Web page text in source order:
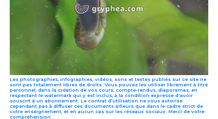
Les photographies, infographies, vidéos, sons et textes publiés sur ce site ne
sont pas totalement libres de droits. Vous pouvez les utiliser librement à titre
personnel, dans la création de vos cours, compte-rendus, diaporamas, en
respectant le watermark qui y est inclus, à la condition expresse d'avoir
souscrit à un abonnement. Le contrat d’utilisation ne vous autorise
cependant pas à diffuser ces documents ailleurs que dans le cadre strict de
votre enseignement, et en aucun cas sur les réseaux sociaux. Merci de votre
compréhension.